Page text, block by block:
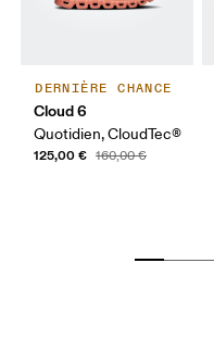
DERNIÈRE CHANCE
Cloud 6
Quotidien, CloudTec®
125,00 € 160,00 €